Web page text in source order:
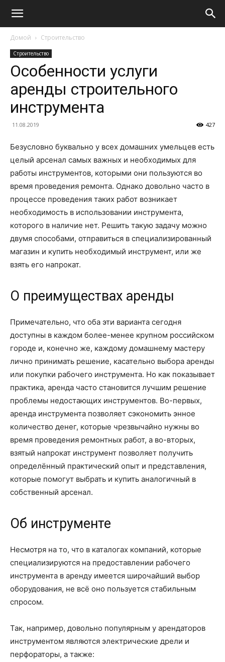
Домой Строительство
Строительство
Особенности услуги
аренды строительного
инструмента
11.08.2019 427
Безусловно буквально у всех домашних умельцев есть
целый арсенал самых важных и необходимых для
работы инструментов, которыми они пользуются во
время проведения ремонта. Однако довольно часто в
процессе проведения таких работ возникает
необходимость в использовании инструмента,
которого в наличие нет. Решить такую задачу можно
двумя способами, отправиться в специализированный
магазин и купить необходимый инструмент, или же
взять его напрокат.
О преимуществах аренды
Примечательно, что оба эти варианта сегодня
доступны в каждом более-менее крупном российском
городе и, конечно же, каждому домашнему мастеру
лично принимать решение, касательно выбора аренды
или покупки рабочего инструмента. Но как показывает
практика, аренда часто становится лучшим решение
проблемы недостающих инструментов. Во-первых,
аренда инструмента позволяет сэкономить энное
количество денег, которые чрезвычайно нужны во
время проведения ремонтных работ, а во-вторых,
взятый напрокат инструмент позволяет получить
определённый практический опыт и представления,
которые помогут выбрать и купить аналогичный в
собственный арсенал.
Об инструменте
Несмотря на то, что в каталогах компаний, которые
специализируются на предоставлении рабочего
инструмента в аренду имеется широчайший выбор
оборудования, не всё оно пользуется стабильным
спросом.
Так, например, довольно популярным у арендаторов
инструментом являются электрические дрели и
перфораторы, а также: